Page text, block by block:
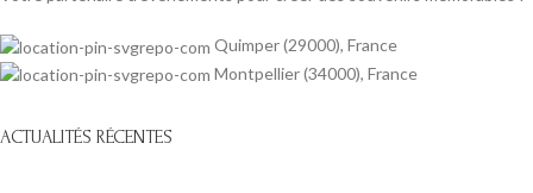
Quimper (29000), France
Montpellier (34000), France
ACTUALITÉS RÉCENTES